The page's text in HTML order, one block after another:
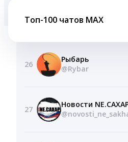
Топ-100 чатов MAX
26
Рыбарь
@Rybar
27
Новости